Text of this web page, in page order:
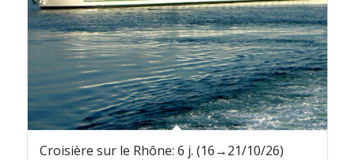
Croisière sur le Rhône: 6 j. (16→21/10/26)